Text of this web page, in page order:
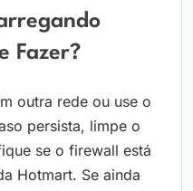
Fazer?
outra rede ou use o
persista, limpe o
se o firewall está
Hotmart. Se ainda